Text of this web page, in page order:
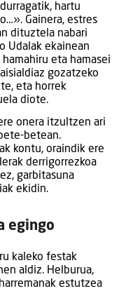
hartu
Gainera, estres
dituztela nabari
Udalak ekainean
eta hamasei
gozatzeko
eta horrek
diote.
onera itzultzen ari
betean.
kontu, oraindik ere
derrigorrezkoa
garbitasuna
ekidin.
egingo
kaleko festak
aldiz. Helburua,
estutzea